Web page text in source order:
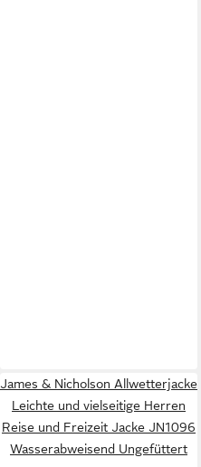
James & Nicholson Allwetterjacke
Leichte und vielseitige Herren
Reise und Freizeit Jacke JN1096
Wasserabweisend Ungefüttert